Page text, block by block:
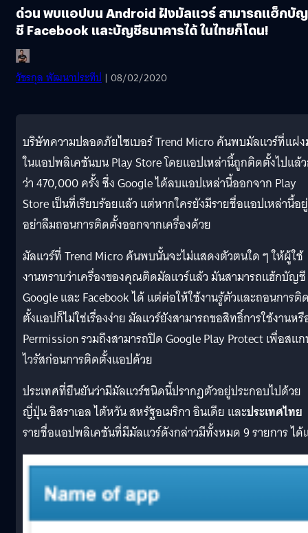
ด่วน พบแอปบน Android ฝังมัลแวร์ สามารถแฮ็กบัญ
ชี Facebook และบัญชีธนาคารได้ ในไทยก็โดน!
วัชรกุล พัฒนาประทีป | 08/02/2020
บริษัทความปลอดภัยไซเบอร์ Trend Micro ค้นพบมัลแวร์ที่แฝ
ในแอปพลิเคชันบน Play Store โดยแอปเหล่านี้ถูกติดตั้งไปแล้
ว่า 470,000 ครั้ง ซึ่ง Google ได้ลบแอปเหล่านี้ออกจาก Play
Store เป็นที่เรียบร้อยแล้ว แต่หากใครยังมีรายชื่อแอปเหล่านี้อ
อย่าลืมถอนการติดตั้งออกจากเครื่องด้วย
มัลแวร์ที่ Trend Micro ค้นพบนั้นจะไม่แสดงตัวตนใด ๆ ให้ผู้ใช้
งานทราบว่าเครื่องของคุณติดมัลแวร์แล้ว มันสามารถแฮ้กบัญชี
Google และ Facebook ได้ แต่ต่อให้ใช้งานรู้ตัวและถอนการติ
ตั้งแอปก็ไม่ใช่เรื่องง่าย มัลแวร์ยังสามารถขอสิทธิ์การใช้งานห
Permission รวมถึงสามารถปิด Google Play Protect เพื่อสแ
ไวรัสก่อนการติดตั้งแอปด้วย
ประเทศที่ยืนยันว่ามีมัลแวร์ชนิดนี้ปรากฏตัวอยู่ประกอบไปด้วย
ญี่ปุ่น อิสราเอล ไต้หวัน สหรัฐอเมริกา อินเดีย และประเทศไทย
รายชื่อแอปพลิเคชันที่มีมัลแวร์ดังกล่าวมีทั้งหมด 9 รายการ ได้